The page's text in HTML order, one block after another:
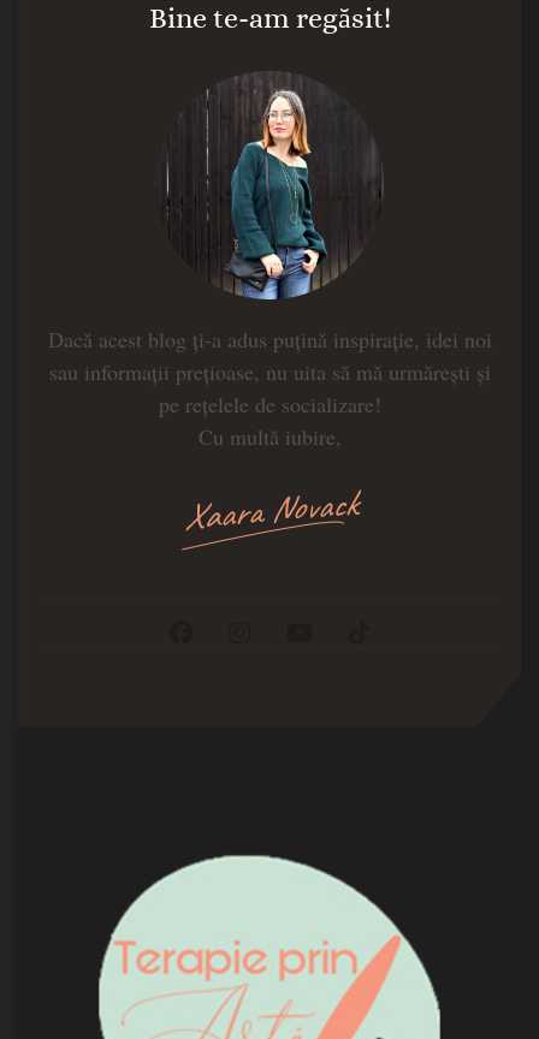
Bine te-am regăsit!
Dacă acest blog ți-a adus puțină inspirație, idei noi
sau informații prețioase, nu uita să mă urmărești și
pe rețelele de socializare!
Cu multă iubire,
Xaara Novack